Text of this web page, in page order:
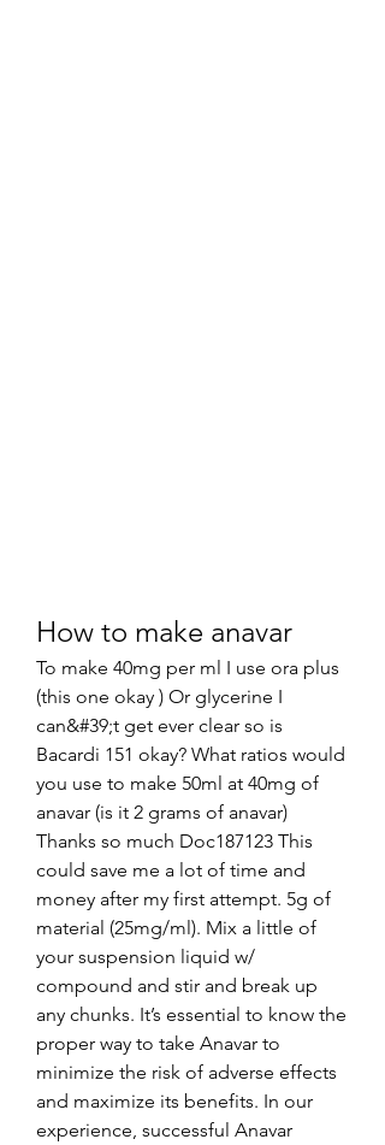
How to make anavar
To make 40mg per ml I use ora plus
(this one okay ) Or glycerine I
can&#39;t get ever clear so is
Bacardi 151 okay? What ratios would
you use to make 50ml at 40mg of
anavar (is it 2 grams of anavar)
Thanks so much Doc187123 This
could save me a lot of time and
money after my first attempt. 5g of
material (25mg/ml). Mix a little of
your suspension liquid w/
compound and stir and break up
any chunks. It’s essential to know the
proper way to take Anavar to
minimize the risk of adverse effects
and maximize its benefits. In our
experience, successful Anavar